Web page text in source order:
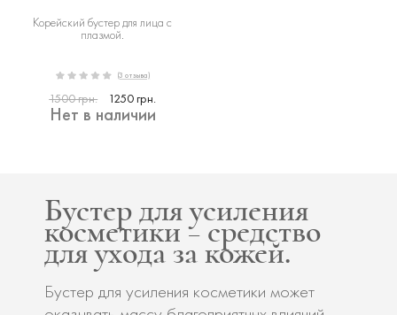
Корейский бустер для лица с
плазмой.
(3 отзыва)
1500 грн. 1250 грн.
Нет в наличии
Бустер для усиления
косметики – средство
для ухода за кожей.
Бустер для усиления косметики может